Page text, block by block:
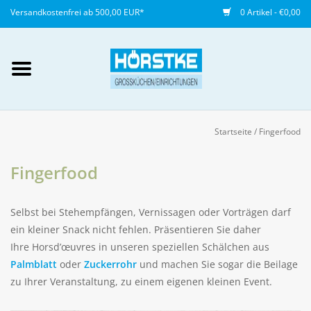
Versandkostenfrei ab 500,00 EUR* 0 Artikel - €0,00
anlegen
Gedeckter Tisch
Buffet
Startseite / Fingerfood
Fingerfood
Selbst bei Stehempfängen, Vernissagen oder Vorträgen darf
ein kleiner Snack nicht fehlen. Präsentieren Sie daher
Ihre Horsd’œuvres in unseren speziellen Schälchen aus
Palmblatt oder Zuckerrohr und machen Sie sogar die Beilage
zu Ihrer Veranstaltung, zu einem eigenen kleinen Event.